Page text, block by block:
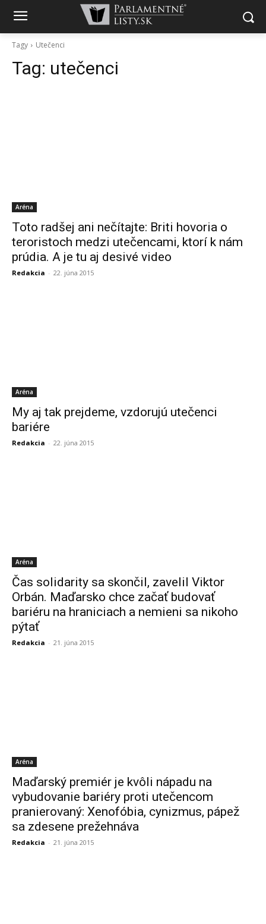
Tagy Utečenci
Tag: utečenci
Aréna
Toto radšej ani nečítajte: Briti hovoria o
teroristoch medzi utečencami, ktorí k nám
prúdia. A je tu aj desivé video
Redakcia - 22. júna 2015
Aréna
My aj tak prejdeme, vzdorujú utečenci
bariére
Redakcia - 22. júna 2015
Aréna
Čas solidarity sa skončil, zavelil Viktor
Orbán. Maďarsko chce začať budovať
bariéru na hraniciach a nemieni sa nikoho
pýtať
Redakcia - 21. júna 2015
Aréna
Maďarský premiér je kvôli nápadu na
vybudovanie bariéry proti utečencom
pranierovaný: Xenofóbia, cynizmus, pápež
sa zdesene prežehnáva
Redakcia - 21. júna 2015